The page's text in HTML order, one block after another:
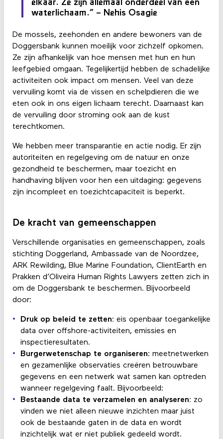
elkaar. Ze zijn allemaal onderdeel van één
waterlichaam.” – Nehis Osagie
De mossels, zeehonden en andere bewoners van de
Doggersbank kunnen moeilijk voor zichzelf opkomen.
Ze zijn afhankelijk van hoe mensen met hun en hun
leefgebied omgaan. Tegelijkertijd hebben de schadelijke
activiteiten ook impact om mensen. Veel van deze
vervuiling komt via de vissen en schelpdieren die we
eten ook in ons eigen lichaam terecht. Daarnaast kan
de vervuiling door stroming ook aan de kust
terechtkomen.
We hebben meer transparantie en actie nodig. Er zijn
autoriteiten en regelgeving om de natuur en onze
gezondheid te beschermen, maar toezicht en
handhaving blijven voor hen een uitdaging: gegevens
zijn incompleet en toezichtcapaciteit is beperkt.
De kracht van gemeenschappen
Verschillende organisaties en gemeenschappen, zoals
stichting Doggerland, Ambassade van de Noordzee,
ARK Rewilding, Blue Marine Foundation, ClientEarth en
Prakken d’Oliveira Human Rights Lawyers zetten zich in
om de Doggersbank te beschermen. Bijvoorbeeld
door:
Druk op beleid te zetten: eis openbaar toegankelijke
data over offshore-activiteiten, emissies en
inspectieresultaten.
Burgerwetenschap te organiseren: meetnetwerken
en gezamenlijke observaties creëren betrouwbare
gegevens en een netwerk wat samen kan optreden
wanneer regelgeving faalt. Bijvoorbeeld:
Bestaande data te verzamelen en analyseren: zo
vinden we niet alleen nieuwe inzichten maar juist
ook de bestaande gaten in de data en wordt
inzichtelijk wat er niet publiek gedeeld wordt.